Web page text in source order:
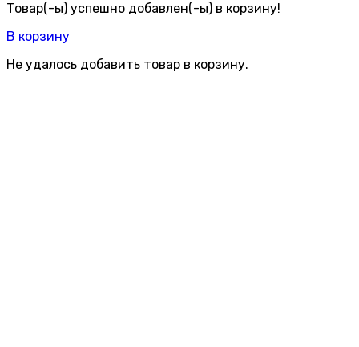
Товар(-ы) успешно добавлен(-ы) в корзину!
В корзину
Не удалось добавить товар в корзину.